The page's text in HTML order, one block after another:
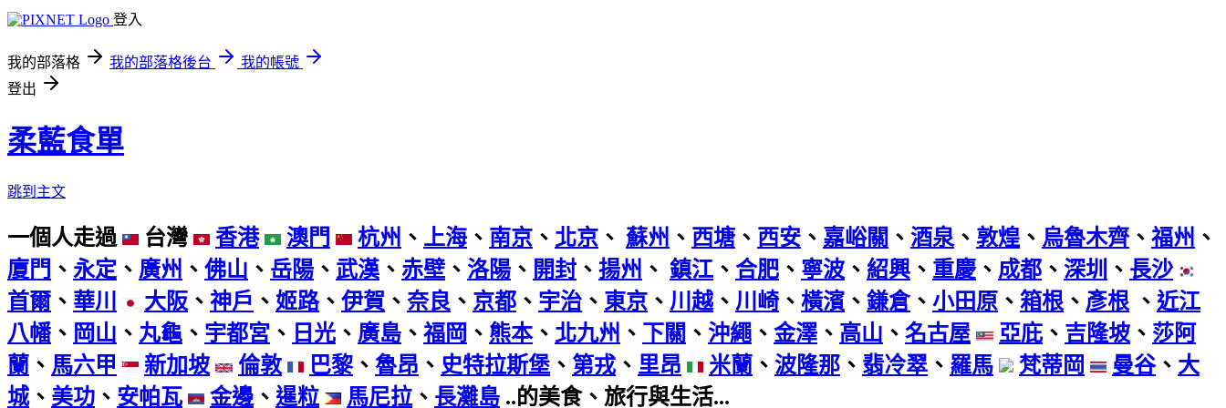
登入
我的部落格 我的部落格後台
我的帳號
登出
柔藍食單
跳到主文
一個人走過 台灣 香港 澳門 杭州 、 上海、 南京 、 北京 、 蘇州 、 西塘 、 西安 、 嘉峪關 、 酒泉 、 敦煌 、 烏魯木齊、 福州 、
廈門 、 永定 、 廣州 、 佛山 、 岳陽 、 武漢 、 赤壁 、 洛陽 、 開封 、 揚州 、 鎮江 、 合肥 、 寧波 、 紹興 、 重慶、 成都 、 深圳 、 長沙
首爾、 華川 大阪 、 神戶 、 姬路、 伊賀 、 奈良 、 京都 、 宇治 、 東京 、 川越 、 川崎 、 橫濱 、 鎌倉、 小田原 、 箱根 、 彥根 、 近江
八幡 、 岡山 、 丸龜 、 宇都宮 、 日光 、 廣島 、 福岡 、 熊本、 北九州 、 下關 、 沖繩 、 金澤 、 高山 、 名古屋 亞庇 、 吉隆坡 、 莎阿
蘭 、 馬六甲 新加坡 倫敦 巴黎、 魯昂 、 史特拉斯堡 、 第戎 、 里昂 米蘭 、 波隆那 、 翡冷翠 、 羅馬 梵蒂岡 曼谷、 大
城、 美功 、 安帕瓦 金邊 、 暹粒 馬尼拉 、 長灘島 ..的美食、旅行與生活...